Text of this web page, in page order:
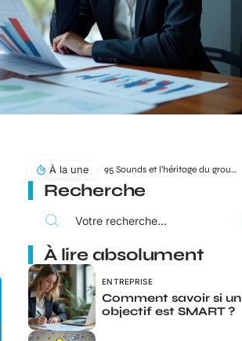
À la une 95 Sounds et l’héritage du groupe 1995 : filiation ou simple clin d’œil ?
Recherche
À lire absolument
ENTREPRISE
Comment savoir si un
objectif est SMART ?